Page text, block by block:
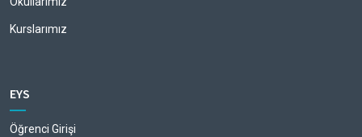
Kurslarımız
EYS
Öğrenci Girişi